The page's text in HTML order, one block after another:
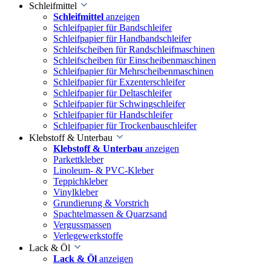
Schleifmittel
Schleifmittel anzeigen
Schleifpapier für Bandschleifer
Schleifpapier für Handbandschleifer
Schleifscheiben für Randschleifmaschinen
Schleifscheiben für Einscheibenmaschinen
Schleifpapier für Mehrscheibenmaschinen
Schleifpapier für Exzenterschleifer
Schleifpapier für Deltaschleifer
Schleifpapier für Schwingschleifer
Schleifpapier für Handschleifer
Schleifpapier für Trockenbauschleifer
Klebstoff & Unterbau
Klebstoff & Unterbau anzeigen
Parkettkleber
Linoleum- & PVC-Kleber
Teppichkleber
Vinylkleber
Grundierung & Vorstrich
Spachtelmassen & Quarzsand
Vergussmassen
Verlegewerkstoffe
Lack & Öl
Lack & Öl anzeigen